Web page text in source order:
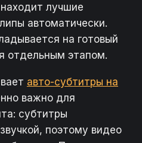
лучшие
автоматически.
на готовый
отдельным этапом.
авто-субтитры на
важно для
субтитры
поэтому видео